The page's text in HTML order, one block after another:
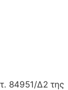
84951/Δ2 της